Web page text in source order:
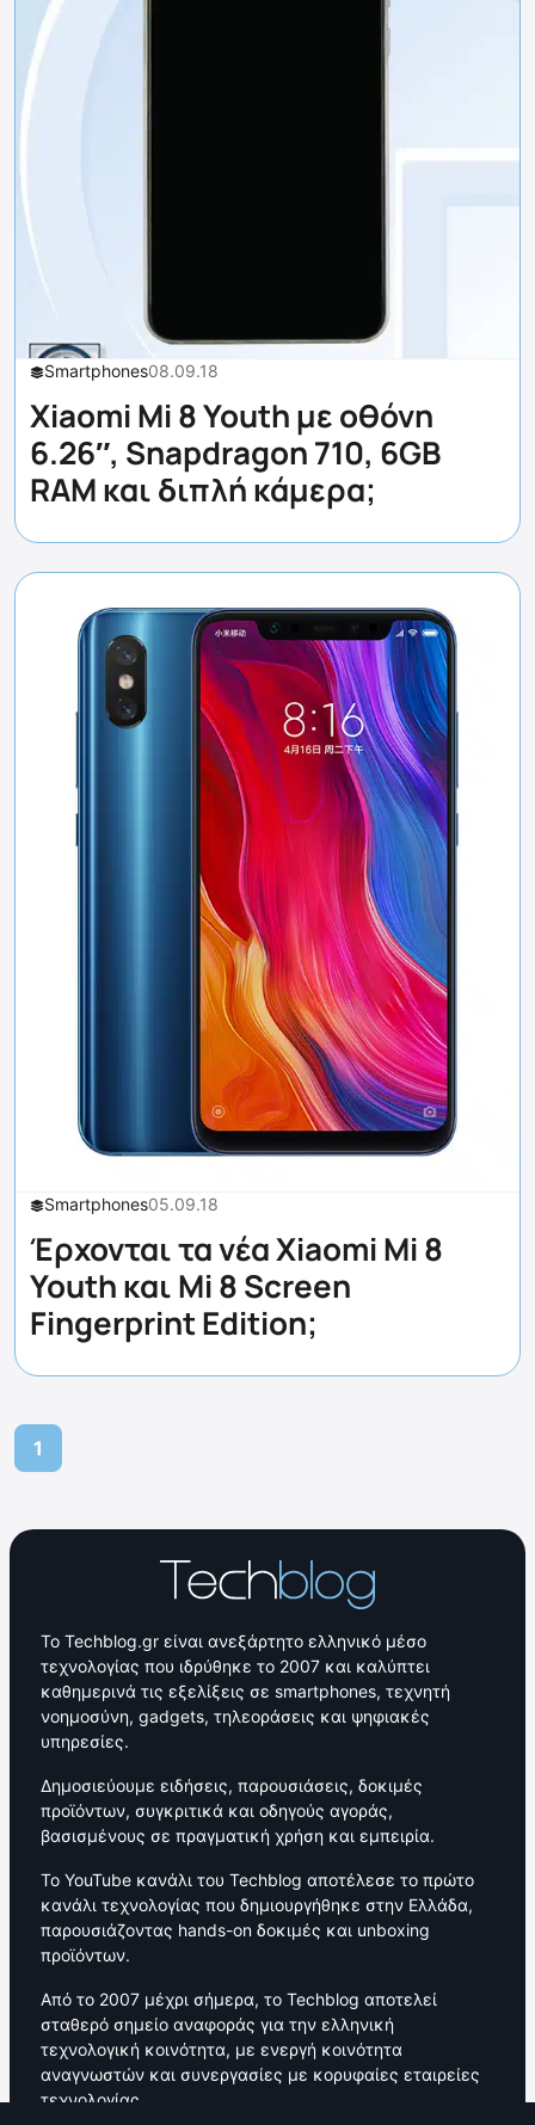
Smartphones08.09.18
Xiaomi Mi 8 Youth με οθόνη
6.26″, Snapdragon 710, 6GB
RAM και διπλή κάμερα;
Smartphones05.09.18
Έρχονται τα νέα Xiaomi Mi 8
Youth και Mi 8 Screen
Fingerprint Edition;
1
Το Techblog.gr είναι ανεξάρτητο ελληνικό μέσο
τεχνολογίας που ιδρύθηκε το 2007 και καλύπτει
καθημερινά τις εξελίξεις σε smartphones, τεχνητή
νοημοσύνη, gadgets, τηλεοράσεις και ψηφιακές
υπηρεσίες.
Δημοσιεύουμε ειδήσεις, παρουσιάσεις, δοκιμές
προϊόντων, συγκριτικά και οδηγούς αγοράς,
βασισμένους σε πραγματική χρήση και εμπειρία.
Το YouTube κανάλι του Techblog αποτέλεσε το πρώτο
κανάλι τεχνολογίας που δημιουργήθηκε στην Ελλάδα,
παρουσιάζοντας hands-on δοκιμές και unboxing
προϊόντων.
Από το 2007 μέχρι σήμερα, το Techblog αποτελεί
σταθερό σημείο αναφοράς για την ελληνική
τεχνολογική κοινότητα, με ενεργή κοινότητα
αναγνωστών και συνεργασίες με κορυφαίες εταιρείες
τεχνολογίας.